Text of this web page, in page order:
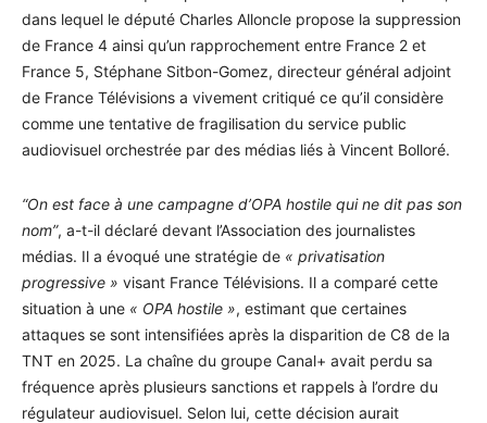
dans lequel le député Charles Alloncle propose la suppression
de France 4 ainsi qu’un rapprochement entre France 2 et
France 5, Stéphane Sitbon-Gomez, directeur général adjoint
de France Télévisions a vivement critiqué ce qu’il considère
comme une tentative de fragilisation du service public
audiovisuel orchestrée par des médias liés à Vincent Bolloré.
“On est face à une campagne d’OPA hostile qui ne dit pas son
nom”, a-t-il déclaré devant l’Association des journalistes
médias. Il a évoqué une stratégie de « privatisation
progressive » visant France Télévisions. Il a comparé cette
situation à une « OPA hostile », estimant que certaines
attaques se sont intensifiées après la disparition de C8 de la
TNT en 2025. La chaîne du groupe Canal+ avait perdu sa
fréquence après plusieurs sanctions et rappels à l’ordre du
régulateur audiovisuel. Selon lui, cette décision aurait